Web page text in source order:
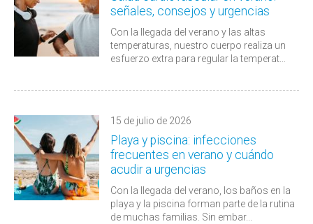
señales, consejos y urgencias
Con la llegada del verano y las altas
temperaturas, nuestro cuerpo realiza un
esfuerzo extra para regular la temperat...
15 de julio de 2026
Playa y piscina: infecciones
frecuentes en verano y cuándo
acudir a urgencias
Con la llegada del verano, los baños en la
playa y la piscina forman parte de la rutina
de muchas familias. Sin embar...